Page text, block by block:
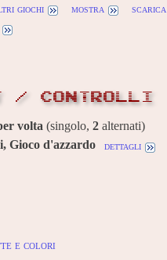
giochi mostra scarica
/ CONTROLLI
volta (singolo, 2 alternati)
Gioco d'azzardo dettagli
e colori